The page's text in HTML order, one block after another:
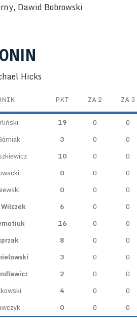
Dawid Bobrowski
Hicks
PKT ZA 2 ZA 3
19 0
0
3 0
0
10 0
0
0 0
0
0 0
0
6 0
0
16 0
0
8 0
0
3 0
0
2 0
0
4 0
0
0 0
0